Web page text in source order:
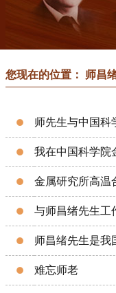
您现在的位置： 师昌
师先生与中国科
我在中国科学院
金属研究所高温
与师昌绪先生工
师昌绪先生是我
难忘师老